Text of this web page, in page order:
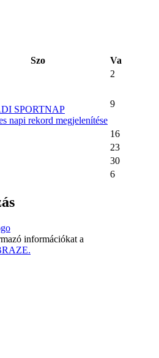
Szo
Va
2
SPORTNAP
napi rekord megjelenítése
9
16
23
30
6
információkat a